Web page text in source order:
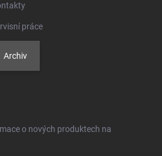
práce
Archiv
o nových produktech na